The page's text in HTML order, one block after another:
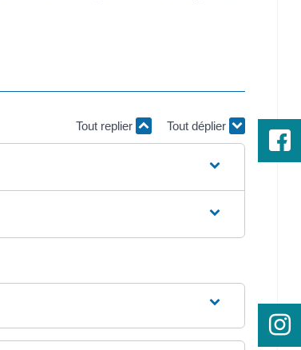
Tout replier Tout déplier